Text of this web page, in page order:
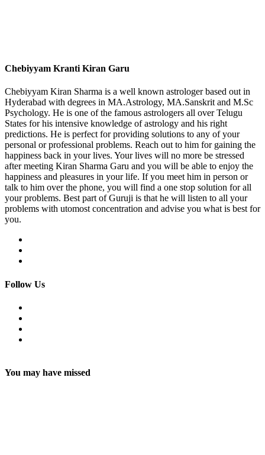
Chebiyyam Kranti Kiran Garu
Chebiyyam Kiran Sharma is a well known astrologer based out in
Hyderabad with degrees in MA.Astrology, MA.Sanskrit and M.Sc
Psychology. He is one of the famous astrologers all over Telugu
States for his intensive knowledge of astrology and his right
predictions. He is perfect for providing solutions to any of your
personal or professional problems. Reach out to him for gaining the
happiness back in your lives. Your lives will no more be stressed
after meeting Kiran Sharma Garu and you will be able to enjoy the
happiness and pleasures in your life. If you meet him in person or
talk to him over the phone, you will find a one stop solution for all
your problems. Best part of Guruji is that he will listen to all your
problems with utomost concentration and advise you what is best for
you.
Follow Us
You may have missed